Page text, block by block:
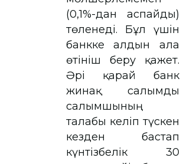
(0,1%-дан аспайды)
төленеді. Бұл үшін
банкке алдын ала
өтініш беру қажет.
Әрі қарай банк
жинақ салымды
салымшының
талабы келіп түскен
кезден бастап
күнтізбелік 30